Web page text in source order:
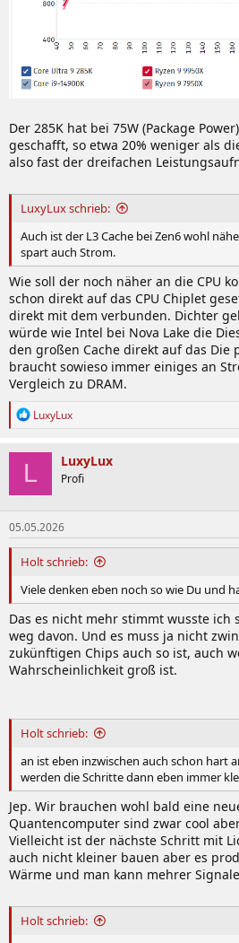
Der 285K hat bei 75W (Package
geschafft, so etwa 20% weniger als
also fast der dreifachen
LuxyLux schrieb:
Auch ist der L3 Cache bei Zen6 wohl
spart auch Strom.
Wie soll der noch näher an die CPU
schon direkt auf das CPU Chiplet
direkt mit dem verbunden. Dichter
würde wie Intel bei Nova Lake die
den großen Cache direkt auf das Die
braucht sowieso immer einiges an
Vergleich zu DRAM.
R
k
i
o
n
e
n
:
LuxyLux
L LuxyLux
Profi
05.05.2026
Holt schrieb:
Viele denken eben noch so wie Du und
Das es nicht mehr stimmt wusste ich
weg davon. Und es muss ja nicht
zukünftigen Chips auch so ist, auch
Wahrscheinlichkeit groß ist.
Holt schrieb:
an ist eben inzwischen auch schon hart
werden die Schritte dann eben immer
Jep. Wir brauchen wohl bald eine
Quantencomputer sind zwar cool
Vielleicht ist der nächste Schritt mit
auch nicht kleiner bauen aber es
Wärme und man kann mehrer
Holt schrieb: